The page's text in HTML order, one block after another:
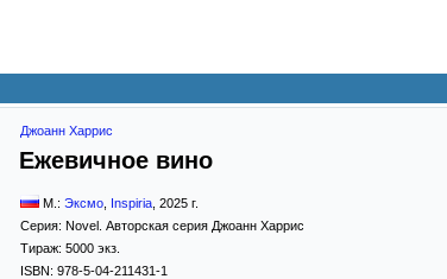
Джоанн Харрис
Ежевичное вино
М.: Эксмо Inspiria 2025 г.
Серия: Novel. Авторская серия Джоанн Харрис
Тираж: 5000 экз.
ISBN: 978-5-04-211431-1